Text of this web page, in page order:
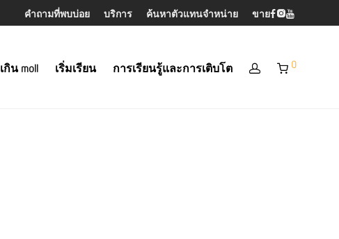
คำถามที่พบบ่อย บริการ ค้นหาตัวแทนจำหน่าย ขาย
เกิน moll เริ่มเรียน การเรียนรู้และการเติบโต 0